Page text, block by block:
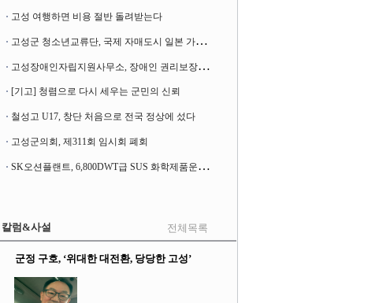
고성 여행하면 비용 절반 돌려받는다
고
성군 청소년교류단, 국제 자매도시 일본 가사오카시 찾아
고
성장애인자립지원사무소, 장애인 권리보장 촉구 1인 시위 벌여
[기고] 청렴으로 다시 세우는 군민의 신뢰
철성고 U17, 창단 처음으로 전국 정상에 섰다
고성군의회, 제311회 임시회 폐회
S
K오션플랜트, 6,800DWT급 SUS 화학제품운반선 2척 수주
칼럼&사설 전체목록
군정 구호, ‘위대한 대전환, 당당한 고성’